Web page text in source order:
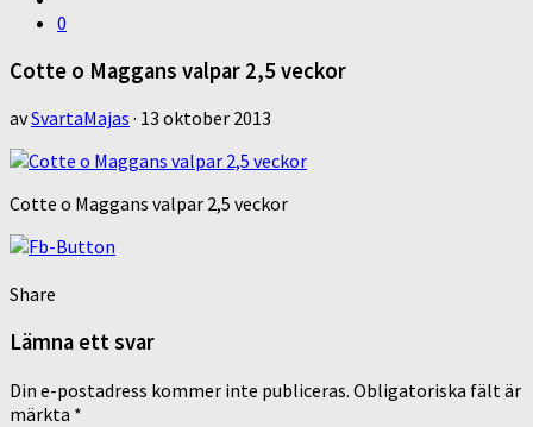
0
Cotte o Maggans valpar 2,5 veckor
avSvartaMajas · 13 oktober 2013
Cotte o Maggans valpar 2,5 veckor
Share
Lämna ett svar
Din e-postadress kommer inte publiceras. Obligatoriska fält är
märkta *